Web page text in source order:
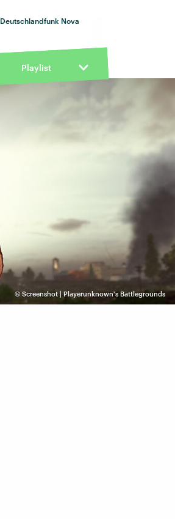
Deutschlandfunk Nova
Playlist
© Screenshot | Playerunknown's Battlegrounds